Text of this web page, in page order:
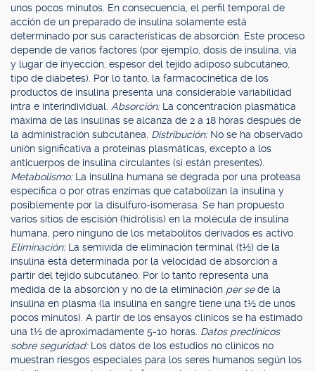
unos pocos minutos. En consecuencia, el perfil temporal de
acción de un preparado de insulina solamente está
determinado por sus características de absorción. Este proceso
depende de varios factores (por ejemplo, dosis de insulina, vía
y lugar de inyección, espesor del tejido adiposo subcutáneo,
tipo de diabetes). Por lo tanto, la farmacocinética de los
productos de insulina presenta una considerable variabilidad
intra e interindividual. Absorción: La concentración plasmática
máxima de las insulinas se alcanza de 2 a 18 horas después de
la administración subcutánea. Distribución: No se ha observado
unión significativa a proteínas plasmáticas, excepto a los
anticuerpos de insulina circulantes (si están presentes).
Metabolismo: La insulina humana se degrada por una proteasa
específica o por otras enzimas que catabolizan la insulina y
posiblemente por la disulfuro-isomerasa. Se han propuesto
varios sitios de escisión (hidrólisis) en la molécula de insulina
humana, pero ninguno de los metabolitos derivados es activo.
Eliminación: La semivida de eliminación terminal (t½) de la
insulina está determinada por la velocidad de absorción a
partir del tejido subcutáneo. Por lo tanto representa una
medida de la absorción y no de la eliminación per sede la
insulina en plasma (la insulina en sangre tiene una t½ de unos
pocos minutos). A partir de los ensayos clínicos se ha estimado
una t½ de aproximadamente 5-10 horas. Datos preclínicos
sobre seguridad: Los datos de los estudios no clínicos no
muestran riesgos especiales para los seres humanos según los